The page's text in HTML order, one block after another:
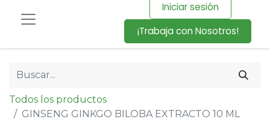
Iniciar sesión
¡Trabaja con Nosotros!
Todos los productos
GINSENG GINKGO BILOBA EXTRACTO 10 ML